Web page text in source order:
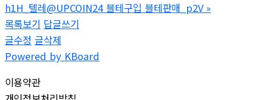
h1H_텔레@UPCOIN24 블테구입 블테판매_p2V »
목록보기 답글쓰기
글수정 글삭제
Powered by KBoard
이용약관